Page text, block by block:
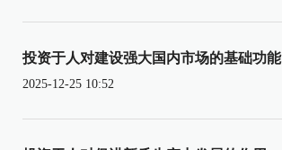
投资于人对建设强大国内市场的基础功能
2025-12-25 10:52